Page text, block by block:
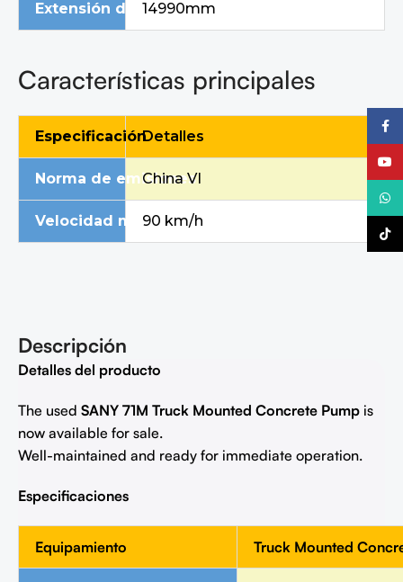
Extensión del balancín (trasera)
14990mm
Características principales
EspecificaciónDetalles
Norma de emisiones
China VI
Velocidad máxima en carretera
90 km/h
Descripción
Detalles del producto
The used SANY 71M Truck Mounted Concrete Pump is
now available for sale.
Well-maintained and ready for immediate operation.
Especificaciones
Equipamiento Truck Mounted